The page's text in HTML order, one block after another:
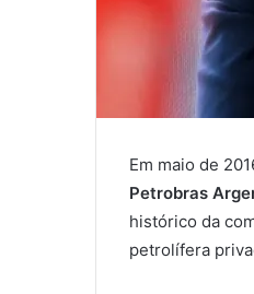
Em maio de
Petrobras
histórico da
petrolífera